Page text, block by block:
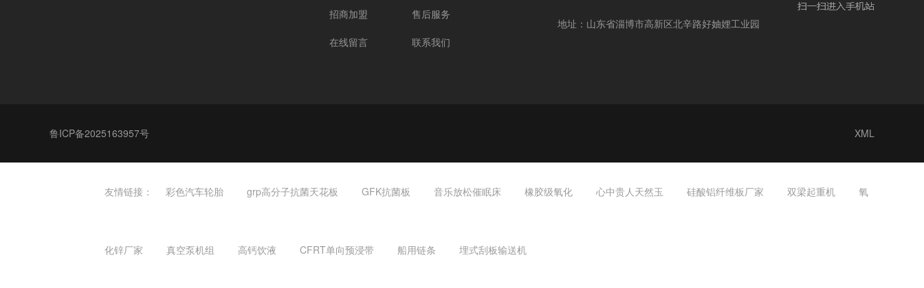
招商加盟 售后服务
在线留言 联系我们
地址：山东省淄博市高新区北辛路好妯娌工业园
鲁ICP备2025163957号 XML
友情链接： 彩色汽车轮胎 grp高分子抗菌天花板 GFK抗菌板 音乐放松催眠床 橡胶级氧化 心中贵人天然玉 硅酸铝纤维板厂家 双梁起重机 氧
化锌厂家 真空泵机组 高钙饮液 CFRT单向预浸带 船用链条 埋式刮板输送机